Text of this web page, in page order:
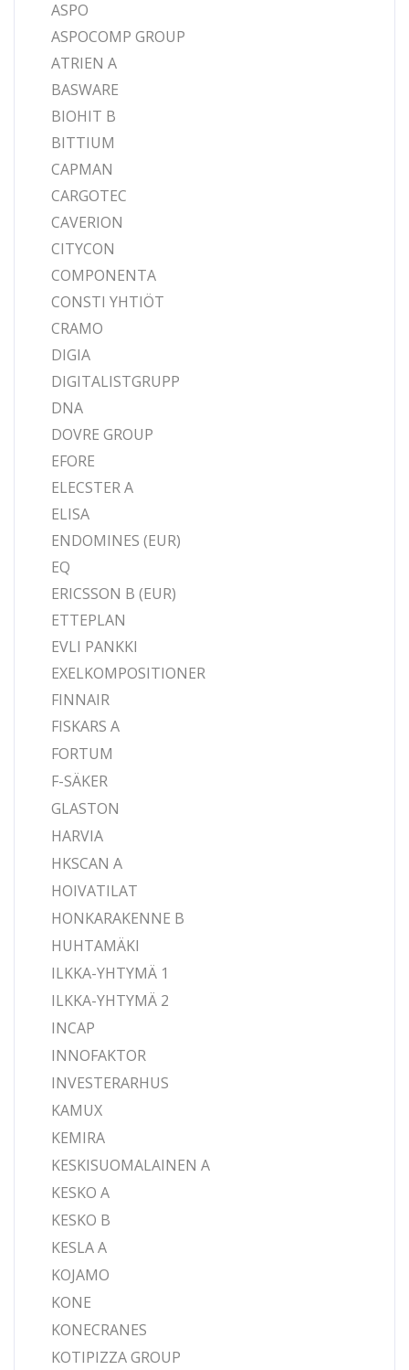
ASPO
ASPOCOMP GROUP
ATRIEN A
BASWARE
BIOHIT B
BITTIUM
CAPMAN
CARGOTEC
CAVERION
CITYCON
COMPONENTA
CONSTI YHTIÖT
CRAMO
DIGIA
DIGITALISTGRUPP
DNA
DOVRE GROUP
EFORE
ELECSTER A
ELISA
ENDOMINES (EUR)
EQ
ERICSSON B (EUR)
ETTEPLAN
EVLI PANKKI
EXELKOMPOSITIONER
FINNAIR
FISKARS A
FORTUM
F-SÄKER
GLASTON
HARVIA
HKSCAN A
HOIVATILAT
HONKARAKENNE B
HUHTAMÄKI
ILKKA-YHTYMÄ 1
ILKKA-YHTYMÄ 2
INCAP
INNOFAKTOR
INVESTERARHUS
KAMUX
KEMIRA
KESKISUOMALAINEN A
KESKO A
KESKO B
KESLA A
KOJAMO
KONE
KONECRANES
KOTIPIZZA GROUP